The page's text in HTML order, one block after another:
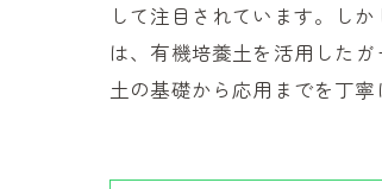
して注目されています。し
は、有機培養土を活用した
土の基礎から応用までを丁